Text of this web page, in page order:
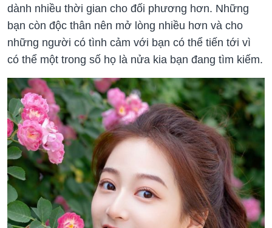
dành nhiều thời gian cho đối phương hơn. Những
bạn còn độc thân nên mở lòng nhiều hơn và cho
những người có tình cảm với bạn có thể tiến tới vì
có thể một trong số họ là nửa kia bạn đang tìm kiếm.